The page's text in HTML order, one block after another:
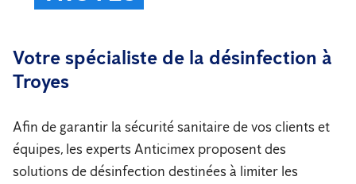
Votre spécialiste de la désinfection à
Troyes
Afin de garantir la sécurité sanitaire de vos clients et
équipes, les experts Anticimex proposent des
solutions de désinfection destinées à limiter les